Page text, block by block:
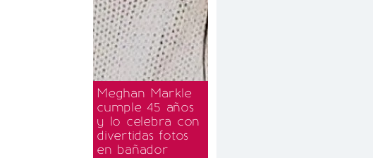
Meghan Markle
cumple 45 años
y lo celebra con
divertidas fotos
en bañador